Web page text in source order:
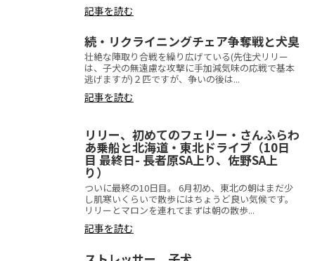
記事を読む
続・リクライニングチェア争奪戦と犬臭
壮絶な陣取り合戦を繰り広げている(先住犬リリー
は、子犬の無遠慮な攻撃に手加減気味の応戦で基本
逃げますが)２匹ですが、争いの後は...
記事を読む
リリー、初めてのフェリー・さんふらわ
あ乗船と北海道・東北ドライブ（10日
目 最終日- 長者原SA上り、佐野SA上
り）
ついに最終の10日目。 6月初め、東北の朝はまだ少
し肌寒いくらいで散歩にはちょうど良い気候です。
リリーとマロンを連れてまずは朝の散歩...
記事を読む